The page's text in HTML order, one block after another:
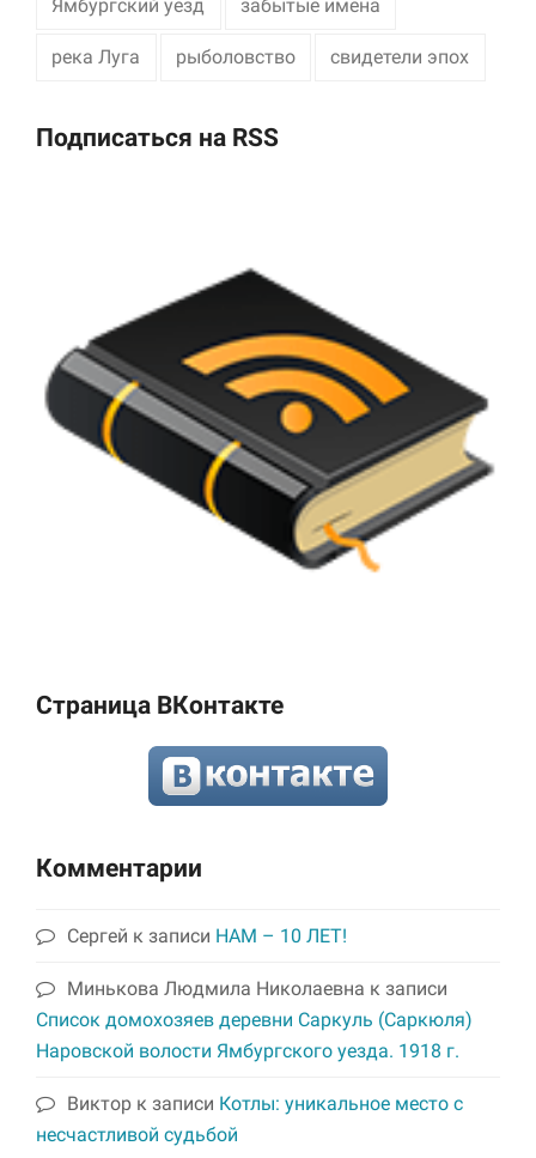
Ямбургский уезд забытые имена
река Луга рыболовство свидетели эпох
Подписаться на RSS
Страница ВКонтакте
Комментарии
Сергей к записи НАМ – 10 ЛЕТ!
Минькова Людмила Николаевна к записи
Список домохозяев деревни Саркуль (Саркюля)
Наровской волости Ямбургского уезда. 1918 г.
Виктор к записи Котлы: уникальное место с
несчастливой судьбой